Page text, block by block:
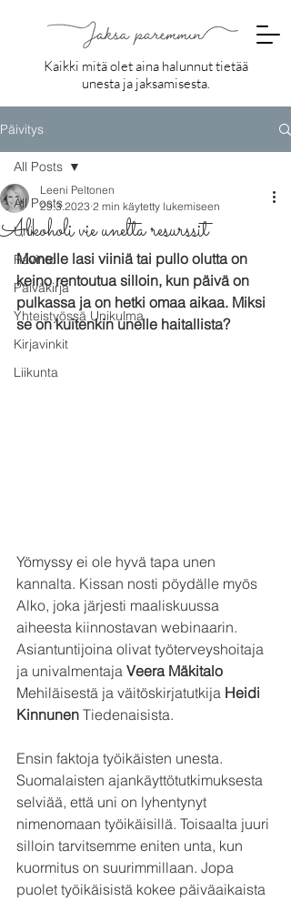
Kaikki mitä olet aina halunnut tietää
unesta ja jaksamisesta.
Päivitys
All Posts
Uni
Ravinto
Päiväkirja
Yhteistyössä Unikulma
Kirjavinkit
Liikunta
All Posts
Alkoholi vie unelta resurssit
Leeni Peltonen
29.3.2023 2 min käytetty lukemiseen
Monelle lasi viiniä tai pullo olutta on
keino rentoutua silloin, kun päivä on
pulkassa ja on hetki omaa aikaa. Miksi
se on kuitenkin unelle haitallista?
Yömyssy ei ole hyvä tapa unen
kannalta. Kissan nosti pöydälle myös
Alko, joka järjesti maaliskuussa
aiheesta kiinnostavan webinaarin.
Asiantuntijoina olivat työterveyshoitaja
ja univalmentaja Veera Mäkitalo
Mehiläisestä ja väitöskirjatutkija Heidi
Kinnunen Tiedenaisista.
Ensin faktoja työikäisten unesta.
Suomalaisten ajankäyttötutkimuksesta
selviää, että uni on lyhentynyt
nimenomaan työikäisillä. Toisaalta juuri
silloin tarvitsemme eniten unta, kun
kuormitus on suurimmillaan. Jopa
puolet työikäisistä kokee päiväaikaista